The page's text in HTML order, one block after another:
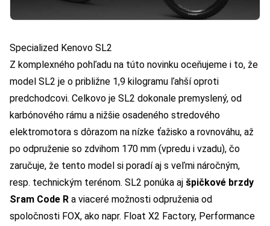
Specialized Kenovo SL2
Z komplexného pohľadu na túto novinku oceňujeme i to, že
model SL2 je o približne 1,9 kilogramu ľahší oproti
predchodcovi. Celkovo je SL2 dokonale premyslený, od
karbónového rámu a nižšie osadeného stredového
elektromotora s dôrazom na nízke ťažisko a rovnováhu, až
po odpruženie so zdvihom 170 mm (vpredu i vzadu), čo
zaručuje, že tento model si poradí aj s veľmi náročným,
resp. technickým terénom. SL2 ponúka aj špičkové brzdy
Sram Code R a viaceré možnosti odpruženia od
spoločnosti FOX, ako napr. Float X2 Factory, Performance